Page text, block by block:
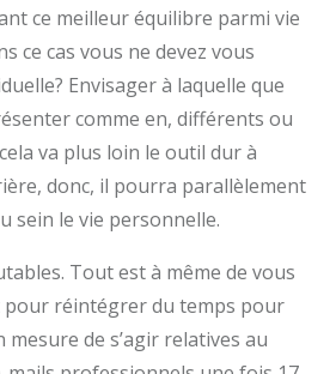
ce meilleur équilibre parmi vie
ce cas vous ne devez vous
Envisager à laquelle que
comme en, différents ou
va plus loin le outil dur à
donc, il pourra parallèlement
sein le vie personnelle.
Tout est à même de vous
réintégrer du temps pour
mesure de s’agir relatives au